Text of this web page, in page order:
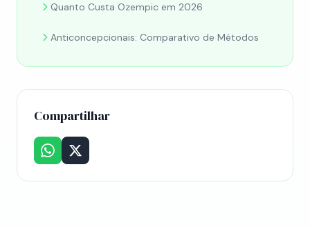
Quanto Custa Ozempic em 2026
Anticoncepcionais: Comparativo de Métodos
Compartilhar